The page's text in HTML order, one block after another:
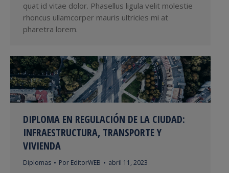
quat id vitae dolor. Phasellus ligula velit molestie
rhoncus ullamcorper mauris ultricies mi at
pharetra lorem.
DIPLOMA EN REGULACIÓN DE LA CIUDAD:
INFRAESTRUCTURA, TRANSPORTE Y
VIVIENDA
Diplomas Por EditorWEB abril 11, 2023